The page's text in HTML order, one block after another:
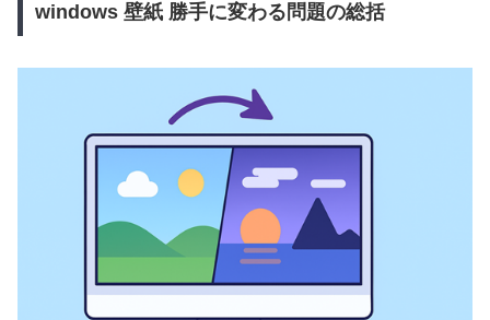
windows 壁紙 勝手に変わる問題の総括